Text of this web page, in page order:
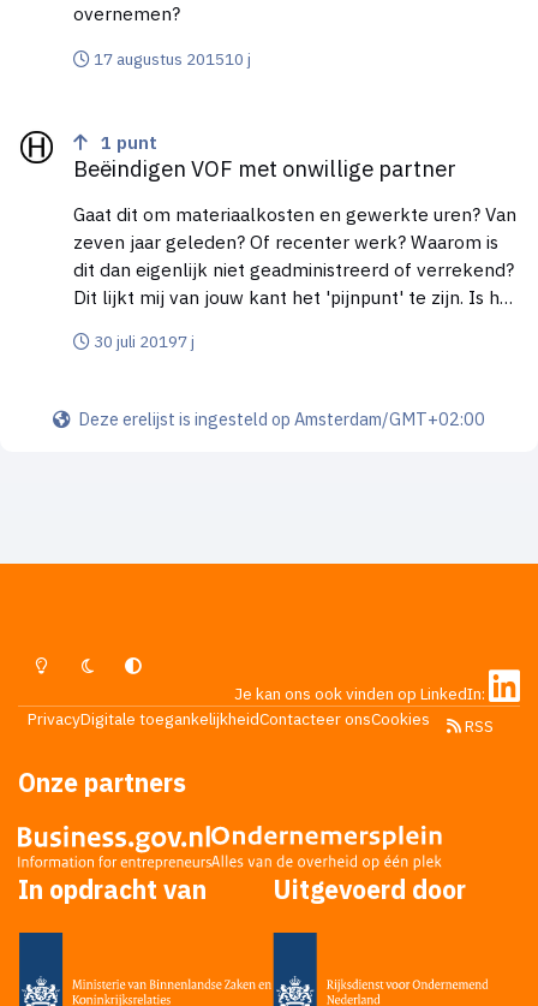
overnemen?
17 augustus 201510 j
Beëindigen VOF met onwillige partner
1 punt
Gaat dit om materiaalkosten en gewerkte uren? Van
zeven jaar geleden? Of recenter werk? Waarom is
dit dan eigenlijk niet geadministreerd of verrekend?
Dit lijkt mij van jouw kant het 'pijnpunt' te zijn. Is het
misschien ook nog een optie voor jullie beiden?
het perspectief dan wat anders! Hoogste bod telt! 😎
Groet, Highio
30 juli 20197 j
Deze erelijst is ingesteld op Amsterdam/GMT+02:00
Lichte ModusDonkere ModusSysteemvoorkeur
Je kan ons ook vinden op LinkedIn:
PrivacyDigitale toegankelijkheidContacteer onsCookies RSS
Onze partners
In opdracht van Uitgevoerd door